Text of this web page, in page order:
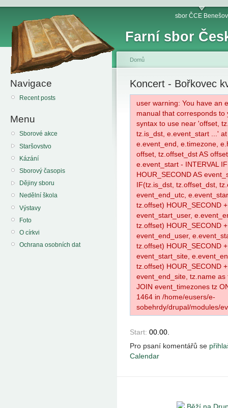
Farní sbor
sbor ČCE Benešov
Navigace
Recent posts
Menu
Sborové akce
Staršovstvo
Kázání
Sborový časopis
Dějiny sboru
Nedělní škola
Výstavy
Foto
O církvi
Ochrana osobních dat
Domů
Koncert - Bořkovec
user warning: You have an
manual that corresponds
syntax to use near 'offset,
tz.is_dst, e.event_start ...'
e.event_end, e.timezone,
offset, tz.offset_dst AS
e.event_start - INTERVAL
HOUR_SECOND AS
IF(tz.is_dst, tz.offset_dst,
event_end_utc,
tz.offset) HOUR_SECOND
event_start_user,
tz.offset) HOUR_SECOND
event_end_user,
tz.offset) HOUR_SECOND
event_start_site,
tz.offset) HOUR_SECOND
event_end_site, tz.name
JOIN event_timezones tz
1464 in /home/eusers/e-
sobehrdy/drupal/modules/
Start: 00.00.
Pro psaní komentářů se
Calendar